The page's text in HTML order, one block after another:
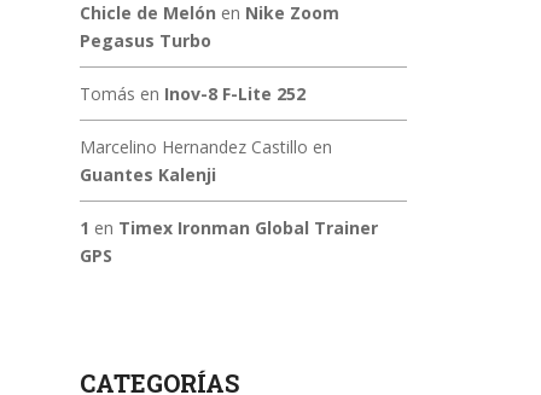
Chicle de Melón en Nike Zoom
Pegasus Turbo
Tomás en Inov-8 F-Lite 252
Marcelino Hernandez Castillo en
Guantes Kalenji
1 en Timex Ironman Global Trainer
GPS
CATEGORÍAS